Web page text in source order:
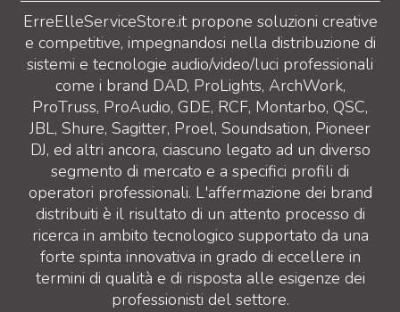
ErreElleServiceStore.it propone soluzioni creative
e competitive, impegnandosi nella distribuzione di
sistemi e tecnologie audio/video/luci professionali
come i brand DAD, ProLights, ArchWork,
ProTruss, ProAudio, GDE, RCF, Montarbo, QSC,
JBL, Shure, Sagitter, Proel, Soundsation, Pioneer
DJ, ed altri ancora, ciascuno legato ad un diverso
segmento di mercato e a specifici profili di
operatori professionali. L'affermazione dei brand
distribuiti è il risultato di un attento processo di
ricerca in ambito tecnologico supportato da una
forte spinta innovativa in grado di eccellere in
termini di qualità e di risposta alle esigenze dei
professionisti del settore.